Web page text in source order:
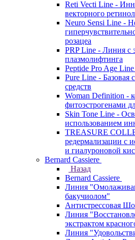
Reti Vecti Line -
векторного
Neuro Sensi Line -
розацеа
PRP Line - Линия с
плазмолифтинга
Peptide Pro Age
Pure Line -
средств
Woman Definition -
фитоэстрогенами
Skin Tone Line -
использованием
TREASURE
редермализации с
и гиалуроновой
Bernard Cassiere
Назад
Bernard Cassiere
Линия
бакучиолом"
Антистрессовая
Линия
экстрактом
Линия